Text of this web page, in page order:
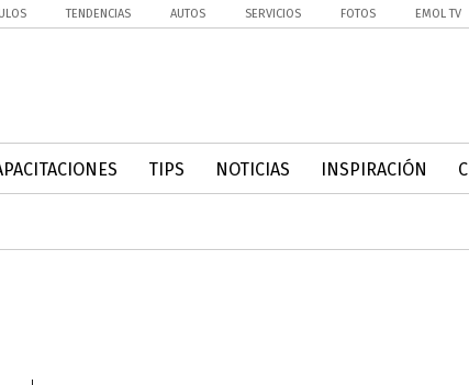
TENDENCIAS AUTOS SERVICIOS FOTOS EMOL TV
TIPS NOTICIAS INSPIRACIÓN